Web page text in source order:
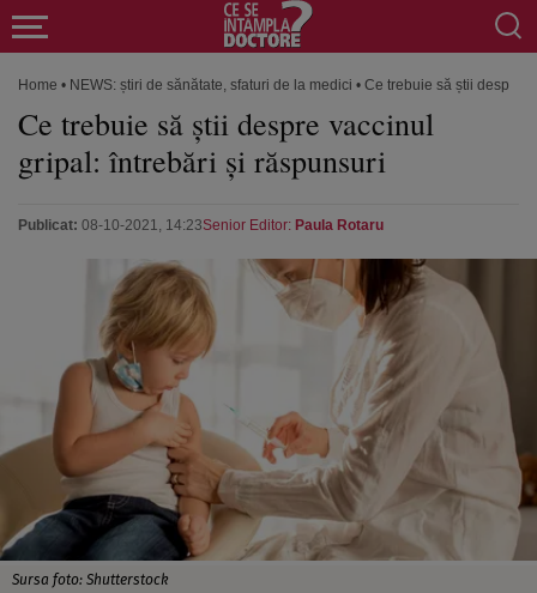
Home • NEWS: știri de sănătate, sfaturi de la medici • Ce trebuie să știi despre
Ce trebuie să știi despre vaccinul
gripal: întrebări și răspunsuri
Publicat: 08-10-2021, 14:23Senior Editor: Paula Rotaru
Sursa foto: Shutterstock